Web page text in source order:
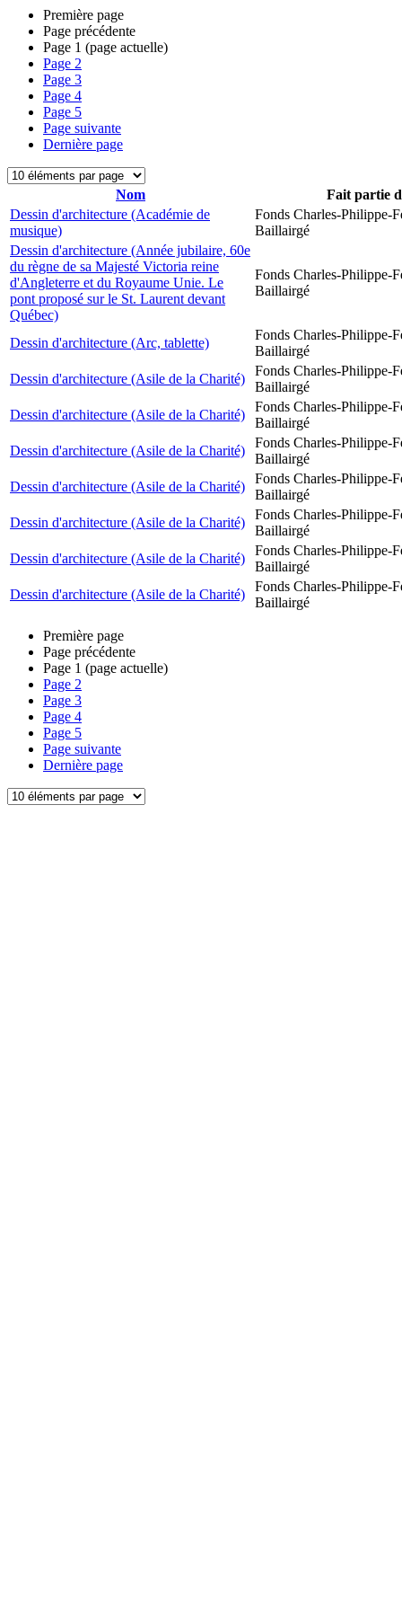
Première page
Page précédente
Page 1 (page actuelle)
Page 2
Page 3
Page 4
Page 5
Page suivante
Dernière page
Nom
Fait partie
Dessin d'architecture (Académie de
musique)
Fonds Charles-Philippe-
Baillairgé
Dessin d'architecture (Année jubilaire, 60e
du règne de sa Majesté Victoria reine
d'Angleterre et du Royaume Unie. Le
pont proposé sur le St. Laurent devant
Québec)
Fonds Charles-Philippe-
Baillairgé
Dessin d'architecture (Arc, tablette)
Fonds Charles-Philippe-
Baillairgé
Dessin d'architecture (Asile de la Charité)
Fonds Charles-Philippe-
Baillairgé
Dessin d'architecture (Asile de la Charité)
Fonds Charles-Philippe-
Baillairgé
Dessin d'architecture (Asile de la Charité)
Fonds Charles-Philippe-
Baillairgé
Dessin d'architecture (Asile de la Charité)
Fonds Charles-Philippe-
Baillairgé
Dessin d'architecture (Asile de la Charité)
Fonds Charles-Philippe-
Baillairgé
Dessin d'architecture (Asile de la Charité)
Fonds Charles-Philippe-
Baillairgé
Dessin d'architecture (Asile de la Charité)
Fonds Charles-Philippe-
Baillairgé
Première page
Page précédente
Page 1 (page actuelle)
Page 2
Page 3
Page 4
Page 5
Page suivante
Dernière page